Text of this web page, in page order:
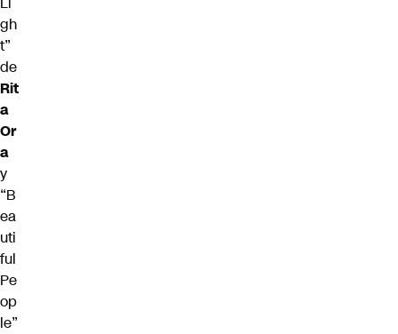
gh
t”
de
Rit
a
Or
a
y
“B
ea
uti
ful
Pe
op
le”